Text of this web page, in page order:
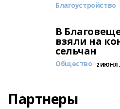
Благоустройство
В
взяли на
сельчан
Общество 2 ИЮНЯ ,
Партнеры